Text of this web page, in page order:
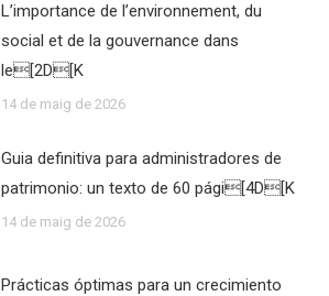
L’importance de l’environnement, du
social et de la gouvernance dans
le[2D[K
14 de maig de 2026
Guia definitiva para administradores de
patrimonio: un texto de 60 pági[4D[K
14 de maig de 2026
Prácticas óptimas para un crecimiento